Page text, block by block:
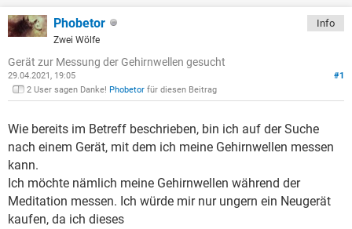
Phobetor
Zwei Wölfe
Info
Gerät zur Messung der Gehirnwellen gesucht
#1
29.04.2021, 19:05
2 User sagen Danke! Phobetor für diesen Beitrag
Wie bereits im Betreff beschrieben, bin ich auf der Suche
nach einem Gerät, mit dem ich meine Gehirnwellen messen
kann.
Ich möchte nämlich meine Gehirnwellen während der
Meditation messen. Ich würde mir nur ungern ein Neugerät
kaufen, da ich dieses